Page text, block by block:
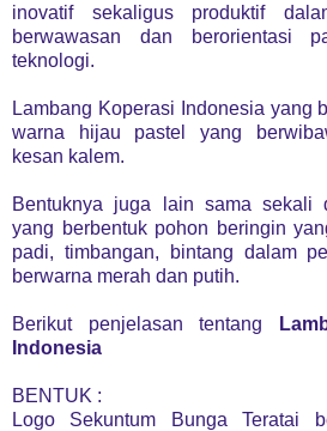
inovatif sekaligus produktif
berwawasan dan berorientasi
teknologi.
Lambang Koperasi Indonesia yang
warna hijau pastel yang
kesan kalem.
Bentuknya juga lain sama sekali
yang berbentuk pohon beringin
padi, timbangan, bintang dalam
berwarna merah dan putih.
Berikut penjelasan tentang
Indonesia
BENTUK :
Logo Sekuntum Bunga Teratai